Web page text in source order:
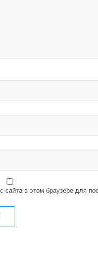
сайта в этом браузере для